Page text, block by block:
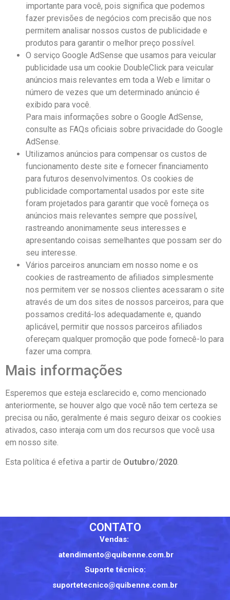
importante para você, pois significa que podemos
fazer previsões de negócios com precisão que nos
permitem analisar nossos custos de publicidade e
produtos para garantir o melhor preço possível.
O serviço Google AdSense que usamos para veicular
publicidade usa um cookie DoubleClick para veicular
anúncios mais relevantes em toda a Web e limitar o
número de vezes que um determinado anúncio é
exibido para você.
Para mais informações sobre o Google AdSense,
consulte as FAQs oficiais sobre privacidade do Google
AdSense.
Utilizamos anúncios para compensar os custos de
funcionamento deste site e fornecer financiamento
para futuros desenvolvimentos. Os cookies de
publicidade comportamental usados ​​por este site
foram projetados para garantir que você forneça os
anúncios mais relevantes sempre que possível,
rastreando anonimamente seus interesses e
apresentando coisas semelhantes que possam ser do
seu interesse.
Vários parceiros anunciam em nosso nome e os
cookies de rastreamento de afiliados simplesmente
nos permitem ver se nossos clientes acessaram o site
através de um dos sites de nossos parceiros, para que
possamos creditá-los adequadamente e, quando
aplicável, permitir que nossos parceiros afiliados
ofereçam qualquer promoção que pode fornecê-lo para
fazer uma compra.
Mais informações
Esperemos que esteja esclarecido e, como mencionado
anteriormente, se houver algo que você não tem certeza se
precisa ou não, geralmente é mais seguro deixar os cookies
ativados, caso interaja com um dos recursos que você usa
em nosso site.
Esta política é efetiva a partir de Outubro/2020.
CONTATO
Vendas:
atendimento@quibenne.com.br
Suporte técnico:
suportetecnico@quibenne.com.br